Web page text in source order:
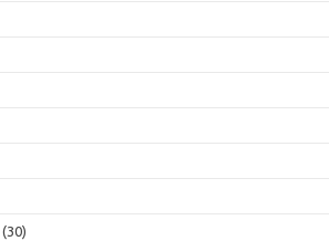
(30)